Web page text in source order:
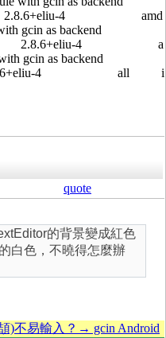
2.8.6+eliu-4 amd
gcin as backend
2.8.6+eliu-4 a
gcin as backend
4 all i
quote
的背景變成紅色
白色，不曉得怎麼辦
)不易輸入？→ gcin Android